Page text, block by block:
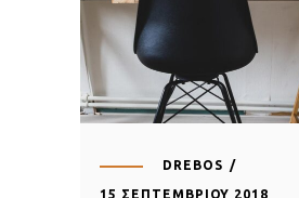
DREBOS
15 ΣΕΠΤΕΜΒΡΊΟΥ 2018